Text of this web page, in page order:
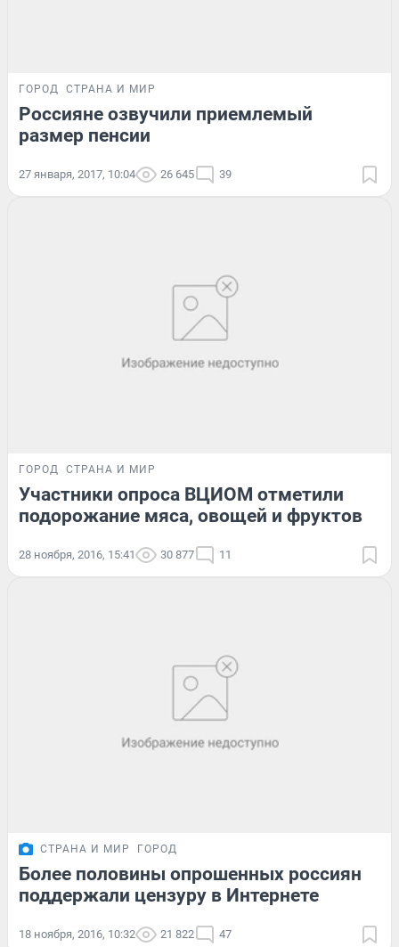
ГОРОД СТРАНА И МИР
Россияне озвучили приемлемый
размер пенсии
27 января, 2017, 10:04 26 645 39
ГОРОД СТРАНА И МИР
Участники опроса ВЦИОМ отметили
подорожание мяса, овощей и фруктов
28 ноября, 2016, 15:41 30 877 11
СТРАНА И МИР ГОРОД
Более половины опрошенных россиян
поддержали цензуру в Интернете
18 ноября, 2016, 10:32 21 822 47